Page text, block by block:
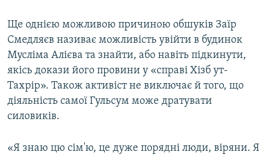
Ще однією можливою причиною обшуків Заїр
Смедляєв називає можливість увійти в будинок
Мусліма Алієва та знайти, або навіть підкинути,
якісь докази його провини у «справі Хізб ут-
Тахрір». Також активіст не виключає й того, що
діяльність самої Гульсум може дратувати
силовиків.
«Я знаю цю сім'ю, це дуже порядні люди, віряни. Я